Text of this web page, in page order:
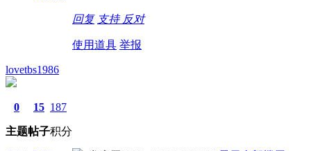
回复 支持 反对
使用道具 举报
lovetbs1986
0
主题
15
帖子
187
积分